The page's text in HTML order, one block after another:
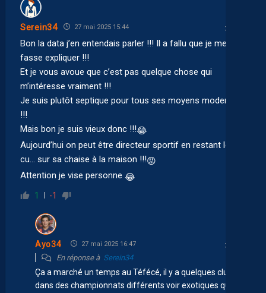
Serein34 27 mai 2025 15:44
Bon la data j’en entendais parler !!! Il a fallu que je me
fasse expliquer !!!
Et je vous avoue que c’est pas quelque chose qui
m’intéresse vraiment !!!
Je suis plutôt septique pour tous ses moyens modernes
!!!
Mais bon je suis vieux donc !!!😂
Aujourd’hui on peut être directeur sportif en restant le
cu… sur sa chaise à la maison !!!😡
Attention je vise personne 😂
1 -1
Ayo34 27 mai 2025 16:47
En réponse à Serein34
Ça a marché un temps au Téfécé, il y a quelques clubs
dans des championnats différents voir exotiques qui